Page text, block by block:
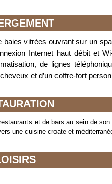
vitrées ouvrant sur un
Internet haut débit et
de lignes
et d’un coffre-fort
et de bars au sein de
une cuisine croate et